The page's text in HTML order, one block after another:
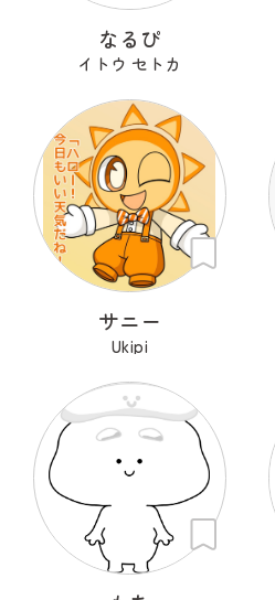
なるぴ
イトウ セトカ
サニー
Ukipi